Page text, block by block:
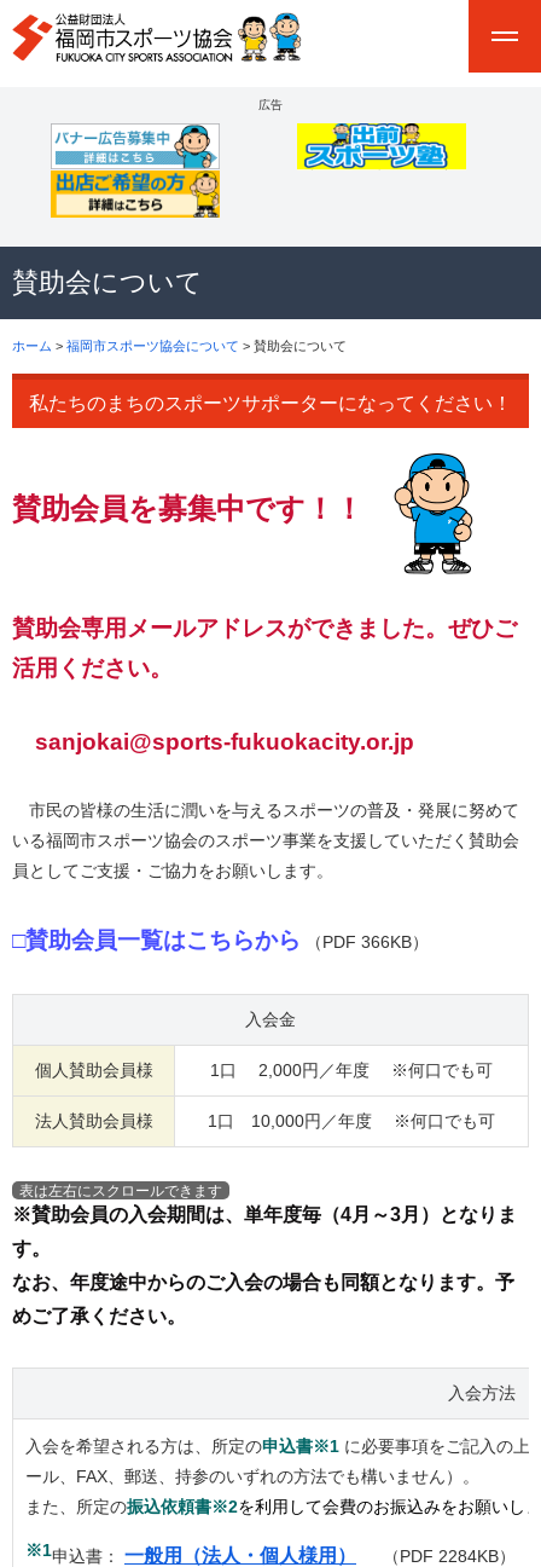
広告
賛助会について
ホーム > 福岡市スポーツ協会について > 賛助会について
私たちのまちのスポーツサポーターになってください！
賛助会員を募集中です！！
賛助会専用メールアドレスができました。ぜひご
活用ください。
sanjokai@sports-fukuokacity.or.jp
市民の皆様の生活に潤いを与えるスポーツの普及・発展に努めて
いる福岡市スポーツ協会のスポーツ事業を支援していただく賛助会
員としてご支援・ご協力をお願いします。
□賛助会員一覧はこちらから （PDF 366KB）
入会金
個人賛助会員様 1口 2,000円／年度 ※何口でも可
法人賛助会員様 1口 10,000円／年度 ※何口でも可
※賛助会員の入会期間は、単年度毎（4月～3月）となりま
す。
なお、年度途中からのご入会の場合も同額となります。予
めご了承ください。
入会方法
入会を希望される方は、所定の申込書※1 に必要事項をご記入の上
ール、FAX、郵送、持参のいずれの方法でも構いません）。
また、所定の振込依頼書※2を利用して会費のお振込みをお願いし
※1申込書： 一般用（法人・個人様用） （PDF